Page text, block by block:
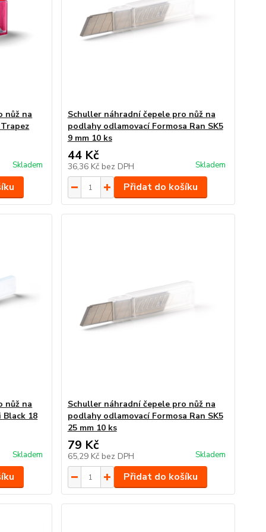
nůž na
Skladem
Schuller náhradní čepele pro nůž na
podlahy odlamovací Formosa Ran SK5
9 mm 10 ks
44 Kč
36,36 Kč bez DPH Skladem
Přidat do košíku
nůž na
Black 18
Skladem
Schuller náhradní čepele pro nůž na
podlahy odlamovací Formosa Ran SK5
25 mm 10 ks
79 Kč
65,29 Kč bez DPH Skladem
Přidat do košíku